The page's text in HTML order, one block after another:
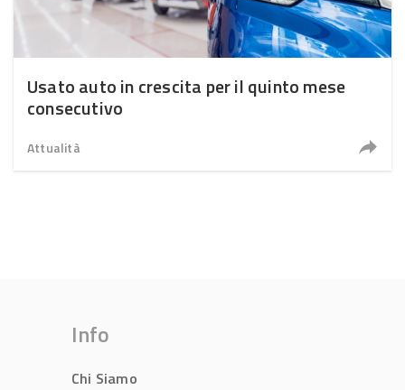
Usato auto in crescita per il quinto mese
consecutivo
Attualità
Info
Chi Siamo